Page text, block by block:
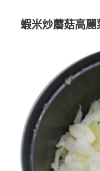
蝦米炒蘑菇高麗